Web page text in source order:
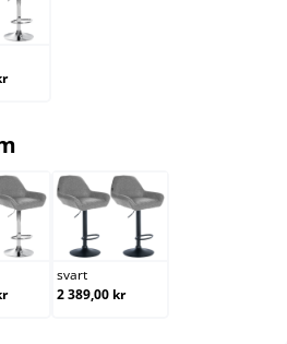
taupe
krom svart
svart
2 389,00 kr